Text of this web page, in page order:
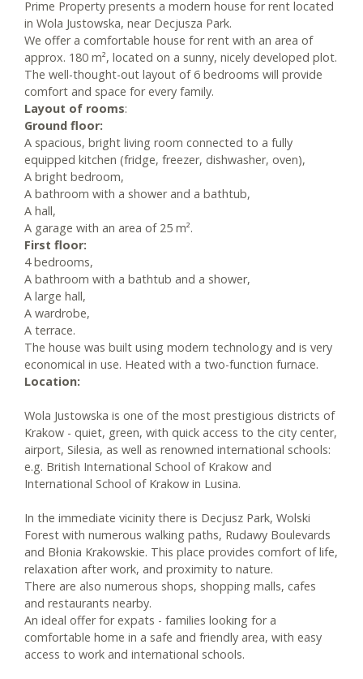
Prime Property presents a modern house for rent located
in Wola Justowska, near Decjusza Park.
We offer a comfortable house for rent with an area of ​​
approx. 180 m², located on a sunny, nicely developed plot.
The well-thought-out layout of 6 bedrooms will provide
comfort and space for every family.
Layout of rooms:
Ground floor:
A spacious, bright living room connected to a fully
equipped kitchen (fridge, freezer, dishwasher, oven),
A bright bedroom,
A bathroom with a shower and a bathtub,
A hall,
A garage with an area of ​​25 m².
First floor:
4 bedrooms,
A bathroom with a bathtub and a shower,
A large hall,
A wardrobe,
A terrace.
The house was built using modern technology and is very
economical in use. Heated with a two-function furnace.
Location:
Wola Justowska is one of the most prestigious districts of
Krakow - quiet, green, with quick access to the city center,
airport, Silesia, as well as renowned international schools:
e.g. British International School of Krakow and
International School of Krakow in Lusina.
In the immediate vicinity there is Decjusz Park, Wolski
Forest with numerous walking paths, Rudawy Boulevards
and Błonia Krakowskie. This place provides comfort of life,
relaxation after work, and proximity to nature.
There are also numerous shops, shopping malls, cafes
and restaurants nearby.
An ideal offer for expats - families looking for a
comfortable home in a safe and friendly area, with easy
access to work and international schools.